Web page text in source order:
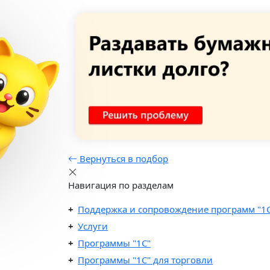
Вернуться в подбор
Навигация по разделам
Поддержка и сопровождение программ
Услуги
Программы "1С"
Программы "1C" для торговли
✕
Настройка и обучение
в подарок
При подключении
«1С:Кабинет сотрудника»
Выгода 12 978 ₽